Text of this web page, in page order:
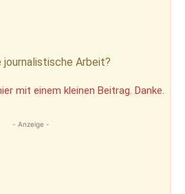
journalistische Arbeit?
mit einem kleinen Beitrag. Danke.
- Anzeige -